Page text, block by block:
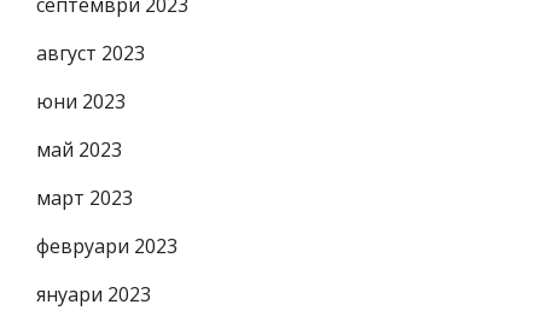
август 2023
юни 2023
май 2023
март 2023
февруари 2023
януари 2023